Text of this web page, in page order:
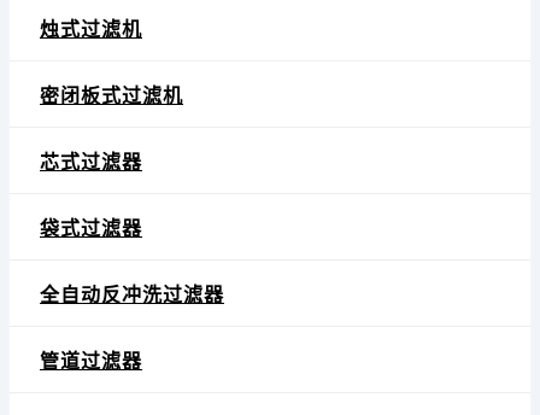
烛式过滤机
密闭板式过滤机
芯式过滤器
袋式过滤器
全自动反冲洗过滤器
管道过滤器